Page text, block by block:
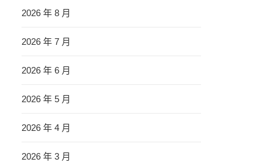
2026 年 8 月
2026 年 7 月
2026 年 6 月
2026 年 5 月
2026 年 4 月
2026 年 3 月